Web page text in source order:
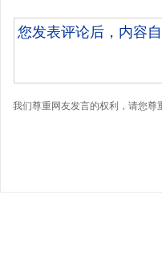
我们尊重网友发言的权利，请您尊